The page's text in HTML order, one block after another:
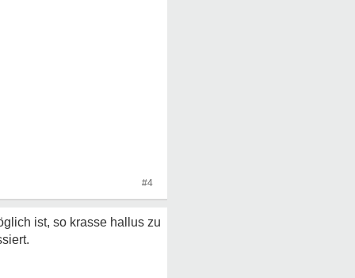
#4
ist, so krasse hallus zu